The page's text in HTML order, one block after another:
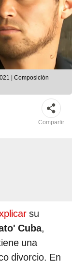
| Composición
Compartir
su
Cuba,
una
divorcio. En